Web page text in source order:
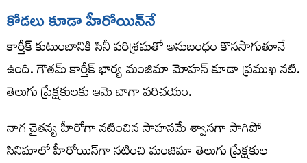
కోడలు కూడా హీరోయిన్‌నే
కార్తీక్ కుటుంబానికి సినీ పరిశ్రమతో అనుబంధం కొనసాగుతూనే
ఉంది. గౌతమ్ కార్తీక్ భార్య మంజిమా మోహన్ కూడా ప్రముఖ నటి.
తెలుగు ప్రేక్షకులకు ఆమె బాగా పరిచయం.
నాగ చైతన్య హీరోగా నటించిన సాహసమే శ్వాసగా సాగిపో
సినిమాలో హీరోయిన్‌గా నటించి మంజిమా తెలుగు ప్రేక్షకుల